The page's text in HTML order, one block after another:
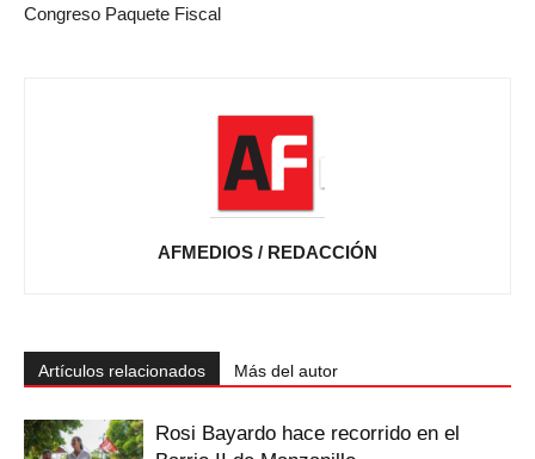
Congreso Paquete Fiscal
AFMEDIOS / REDACCIÓN
Artículos relacionados Más del autor
Rosi Bayardo hace recorrido en el